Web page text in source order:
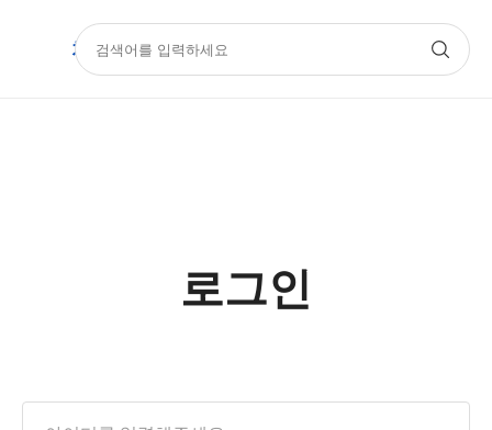
치과몰기공몰아카데미
로그인